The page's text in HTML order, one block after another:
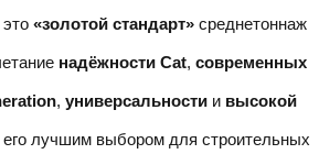
«золотой стандарт» среднетоннаж
надёжности Cat, современных
, универсальности и высокой
его лучшим выбором для строительных